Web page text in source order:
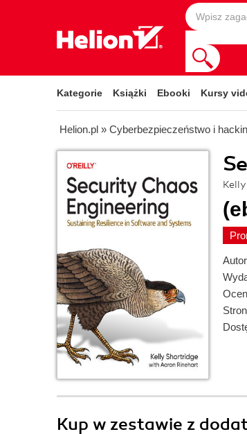
Kategorie Książki Ebooki Kursy
Helion.pl » Cyberbezpieczeństwo i
Kup w zestawie z